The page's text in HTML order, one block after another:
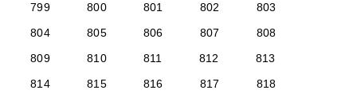
799
800 801 802
803
804
805 806 807
808
809
810 811 812
813
814
815 816 817
818